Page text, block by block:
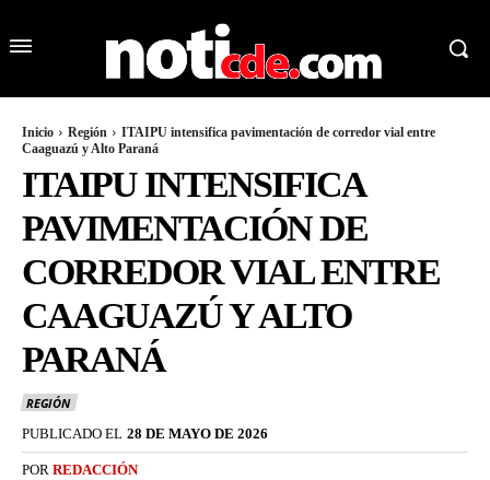
Inicio Región
ITAIPU intensifica pavimentación de corredor vial entre
Caaguazú y Alto Paraná
ITAIPU INTENSIFICA
PAVIMENTACIÓN DE
CORREDOR VIAL ENTRE
CAAGUAZÚ Y ALTO
PARANÁ
REGIÓN
PUBLICADO EL 28 DE MAYO DE 2026
POR REDACCIÓN